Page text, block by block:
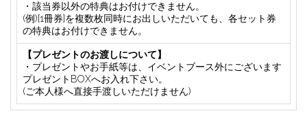
・該当券以外の特典はお付けできません。
(例)[1冊券]を複数枚同時にお出しいただいても、各セット券
の特典はお付けできません。
【プレゼントのお渡しについて】
・プレゼントやお手紙等は、イベントブース外にございます
プレゼント BOXへお入れ下さい。
(ご本人様へ直接手渡しいただけません)